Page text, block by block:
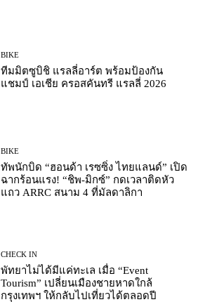
BIKE
ทีมมิตซูบิชิ แรลลี่อาร์ต พร้อมป้องกัน
แชมป์ เอเชีย ครอสคันทรี แรลลี่ 2026
BIKE
ทัพนักบิด “ฮอนด้า เรซซิ่ง ไทยแลนด์” เปิด
ฉากร้อนแรง! “ชิพ-มิกซ์” กดเวลาติดหัว
แถว ARRC สนาม 4 ที่มัลดาลิกา
CHECK IN
พัทยาไม่ได้มีแค่ทะเล เมื่อ “Event
Tourism” เปลี่ยนเมืองชายหาดใกล้
กรุงเทพฯ ให้กลับไปเที่ยวได้ตลอดปี